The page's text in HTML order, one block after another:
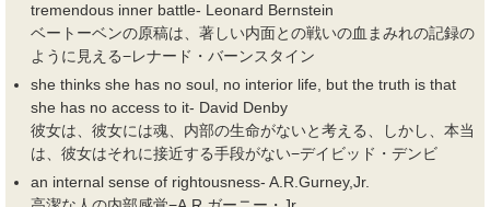
tremendous inner battle- Leonard Bernstein
ベートーベンの原稿は、著しい内面との戦いの血まみれの記録の
ように見える−レナード・バーンスタイン
she thinks she has no soul, no interior life, but the truth is that
she has no access to it- David Denby
彼女は、彼女には魂、内部の生命がないと考える、しかし、本当
は、彼女はそれに接近する手段がない−デイビッド・デンビ
an internal sense of rightousness- A.R.Gurney,Jr.